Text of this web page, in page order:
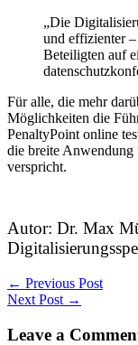
„Die
und effizienter –
Beteiligten auf
Für alle, die mehr
Möglichkeiten die
PenaltyPoint online
die breite Anwendung
verspricht.
Autor: Dr. Max
← Previous Post
Next Post →
Leave a